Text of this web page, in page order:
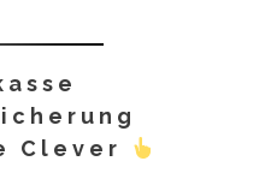
Clever